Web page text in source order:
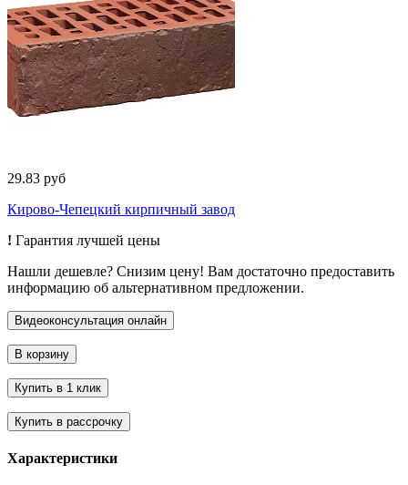
29.83 руб
Кирово-Чепецкий кирпичный завод
! Гарантия лучшей цены
Нашли дешевле? Снизим цену! Вам достаточно предоставить
информацию об альтернативном предложении.
Характеристики